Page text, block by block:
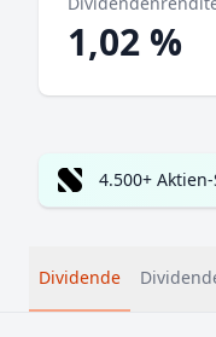
1,02 %
4.500+
Dividende